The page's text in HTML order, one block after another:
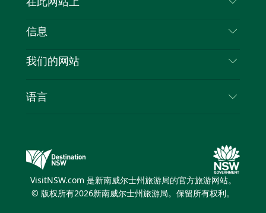
喳
隐私
Cookie 通知
在此网站上
目的地
新南威尔士州公路旅行
活动
信息
旅行信息
新南威尔士州的商业
我们的网站
新南威尔士州旅游局媒体中心
缤纷悉尼灯光音乐节
语言
VisitNSW.com 是新南威尔士州旅游局的官方旅游网站。
© 版权所有2026新南威尔士州旅游局。保留所有权利。